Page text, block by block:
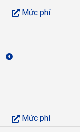
Mức phí
Mức phí